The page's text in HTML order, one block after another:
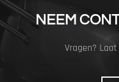
NEEM
Vragen?